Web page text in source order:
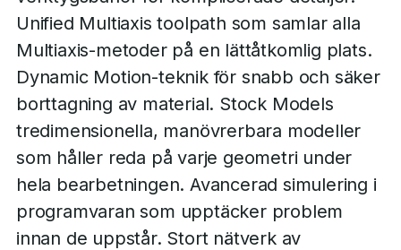
Unified Multiaxis toolpath som samlar alla
Multiaxis-metoder på en lättåtkomlig plats.
Dynamic Motion-teknik för snabb och säker
borttagning av material. Stock Models
tredimensionella, manövrerbara modeller
som håller reda på varje geometri under
hela bearbetningen. Avancerad simulering i
programvaran som upptäcker problem
innan de uppstår. Stort nätverk av